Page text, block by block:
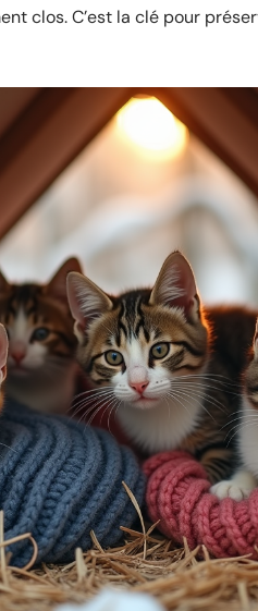
clos. C’est la clé pour